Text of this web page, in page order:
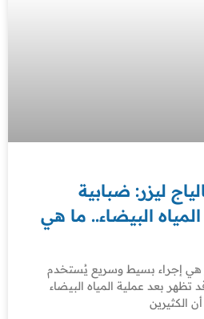
ليزر: ضبابية
البيضاء.. ما هي
هي إجراء بسيط وسريع يُستخدم
تظهر بعد عملية المياه البيضاء
الكثيرين